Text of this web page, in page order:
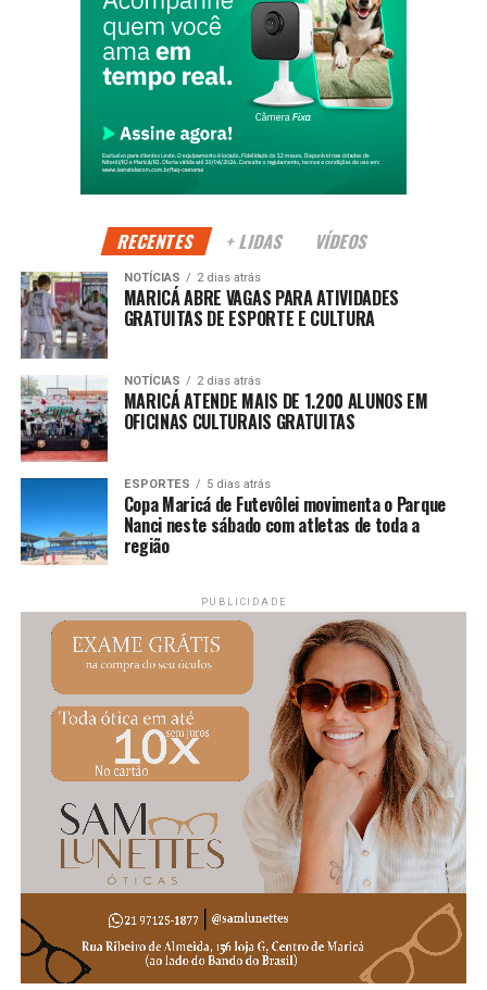
Além das disputas, a programação promove momentos de
convivência, respeito e valorização da diversidade.
Compromisso com a cidadania
Segundo a Prefeitura, ações como os Jogos da
Diversidade reforçam a construção de uma cidade mais
Continue acompanhando a Maricá Web TV para mais
notícias sobre inclusão, cidadania e esporte.
#Maricá #Inclusão #JogosDaDiversidade #Esporte
#MaricáWebTV
RECENTES + LIDAS VÍDEOS
NOTÍCIAS 2 dias atrás
MARICÁ ABRE VAGAS PARA ATIVIDADES
GRATUITAS DE ESPORTE E CULTURA
NOTÍCIAS 2 dias atrás
MARICÁ ATENDE MAIS DE 1.200 ALUNOS EM
OFICINAS CULTURAIS GRATUITAS
ESPORTES 5 dias atrás
Copa Maricá de Futevôlei movimenta o Parque
Nanci neste sábado com atletas de toda a
região
PUBLICIDADE